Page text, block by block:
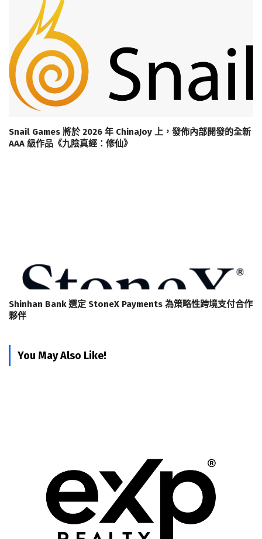
Snail Games 將於 2026 年 ChinaJoy 上，發佈內部開發的全新
AAA 級作品《九陰真經：修仙》
Shinhan Bank 選定 StoneX Payments 為策略性跨境支付合作
夥伴
You May Also Like!